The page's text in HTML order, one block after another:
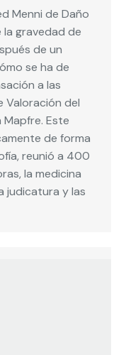
Menni de Daño
gravedad de
de un
se ha de
a las
Valoración del
Este
de forma
reunió a 400
la medicina
judicatura y las